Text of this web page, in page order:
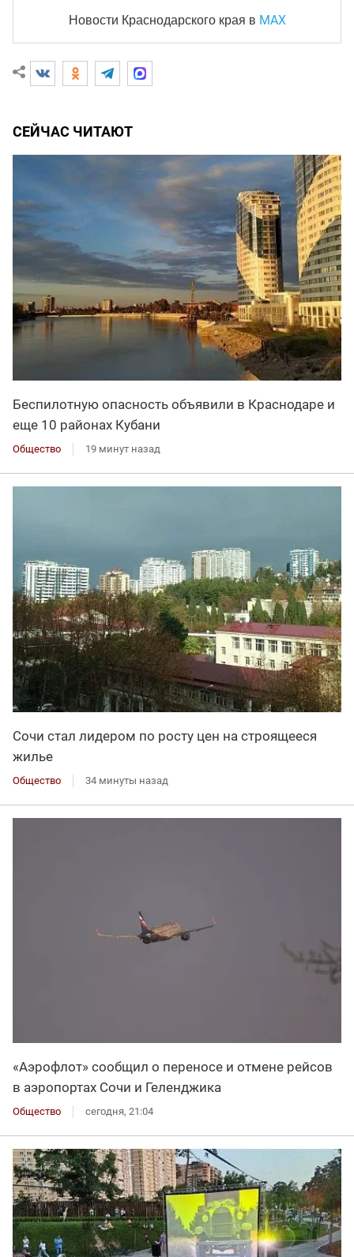
Новости Краснодарского края в MAX
СЕЙЧАС ЧИТАЮТ
Беспилотную опасность объявили в Краснодаре и
еще 10 районах Кубани
Общество 19 минут назад
Сочи стал лидером по росту цен на строящееся
жилье
Общество 34 минуты назад
«Аэрофлот» сообщил о переносе и отмене рейсов
в аэропортах Сочи и Геленджика
Общество сегодня, 21:04